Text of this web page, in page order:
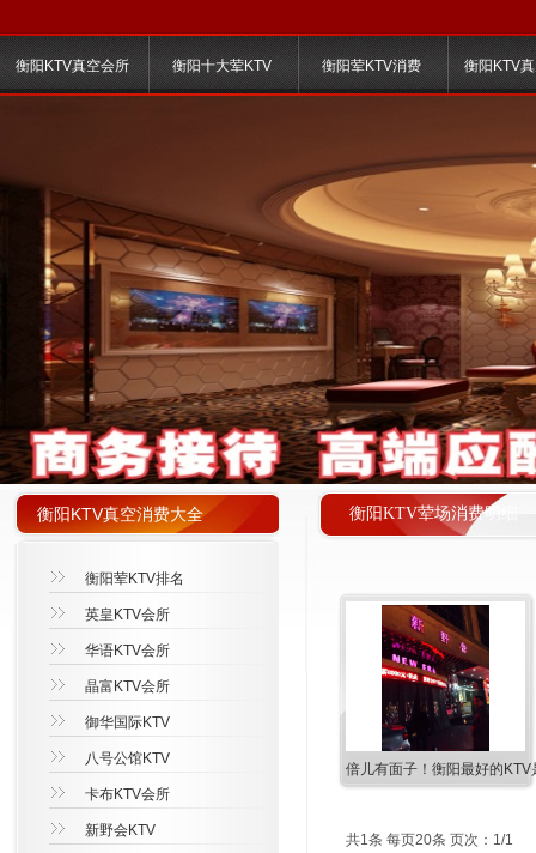
衡阳KTV真空会所 衡阳十大荤KTV 衡阳荤KTV消费 衡阳KTV
衡阳KTV荤场消费明细
倍儿有面子！衡阳最好的
共1条 每页20条 页次：1/1
衡阳KTV真空消费大全
衡阳荤KTV排名
英皇KTV会所
华语KTV会所
晶富KTV会所
御华国际KTV
八号公馆KTV
卡布KTV会所
新野会KTV